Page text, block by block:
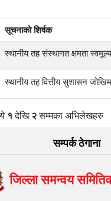
सूचनाको शिर्षक
स्थानीय तह संस्थागत क्षमता
स्थानीय तह वित्तीय सुशासन
१देखि२सम्मका अभिलेखहरु
सम्पर्क ठेगाना
जिल्ला समन्वय